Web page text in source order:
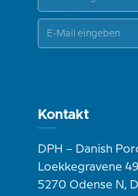
Kontakt
DPH – Danish
Loekkegravene 49
5270 Odense N,